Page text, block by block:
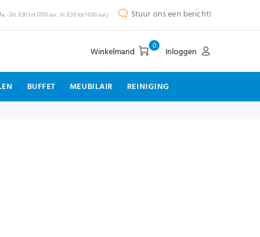
- Do. 8.30 tot 17.00 uur, Vr. 8.30 tot 16.00 uur) Stuur ons een bericht!
Winkelmand 0 Inloggen
BUFFET MEUBILAIR REINIGING